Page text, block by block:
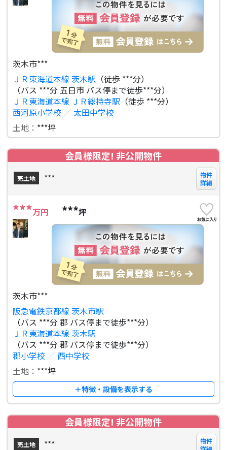
茨木市***
ＪＲ東海道本線 茨木駅 （徒歩 ***分）
（バス ***分 五日市 バス停まで徒歩***分）
ＪＲ東海道本線 ＪＲ総持寺駅 （徒歩 ***分）
西河原小学校 ／ 太田中学校
土地： ***坪
会員様限定! 非公開物件
売土地 ***
物件
詳細
***万円 ***坪
茨木市***
阪急電鉄京都線 茨木市駅
（バス ***分 郡 バス停まで徒歩***分）
ＪＲ東海道本線 茨木駅
（バス ***分 郡 バス停まで徒歩***分）
郡小学校 ／ 西中学校
土地： ***坪
＋特徴・設備を表示する
会員様限定! 非公開物件
売土地 ***
物件